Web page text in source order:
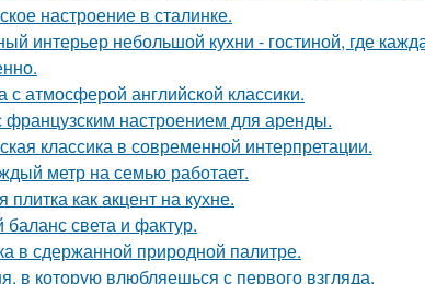
настроение в сталинке.
интерьер небольшой кухни - гостиной, где
с атмосферой английской классики.
французским настроением для аренды.
классика в современной интерпретации.
метр на семью работает.
плитка как акцент на кухне.
света и фактур.
в сдержанной природной палитре.
в которую влюбляешься с первого взгляда.